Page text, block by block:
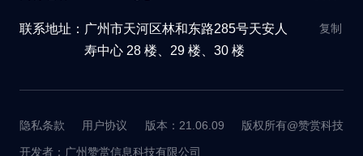
联系地址： 广州市天河区林和东路285号天安人
寿中心 28 楼、29 楼、30 楼
复制
隐私条款 用户协议 版本：21.06.09 版权所有@赞赏科技
开发者：广州赞赏信息科技有限公司